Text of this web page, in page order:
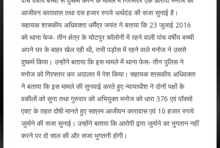
आजीवन कारावास तथा दस हजार रुपये अर्थदंड की सजा सुनाई है।
सहायक शासकीय अधिवक्ता धर्मेंद्र जयंत ने बताया कि 23 जुलाई 2016
को थाना फेज- तीन क्षेत्र के चोटपुर कॉलोनी में रहने वाली पांच वर्षीय बच्ची
अपने घर के बाहर खेल रही थी, तभी पड़ोस में रहने वाले मनोज ने उससे
दुष्कर्म किया। उन्होंने बताया कि इस मामले में थाना फेस- तीन पुलिस ने
मनोज को गिरफ्तार कर अदालत में पेश किया। सहायक शासकीय अधिवक्ता
ने बताया कि इस मामले की सुनवाई करते हुए न्यायाधीश ने दोनों पक्षों के
वकीलों को सुना तथा गुरुवार को अभियुक्त मनोज को धारा 376 एवं पॉक्सो
एक्ट के तहत दोषी मानते हुए सश्रम आजीवन कारावास एवं 10 हजार रुपये
जुर्माने की सजा सुनाई। उन्होंने बताया कि आरोपी द्वारा जुर्माने का भुगतान नहीं
करने पर दो साल की और सजा भुगतनी होगी।